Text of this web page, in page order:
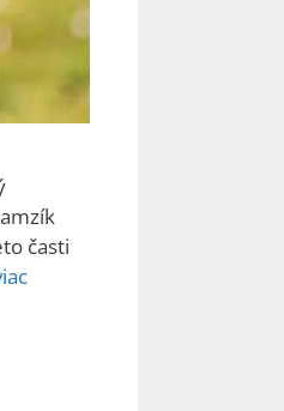
časti